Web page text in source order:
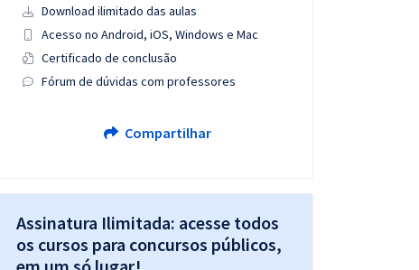
Download ilimitado das aulas
Acesso no Android, iOS, Windows e Mac
Certificado de conclusão
Fórum de dúvidas com professores
Compartilhar
Assinatura Ilimitada: acesse todos
os cursos para concursos públicos,